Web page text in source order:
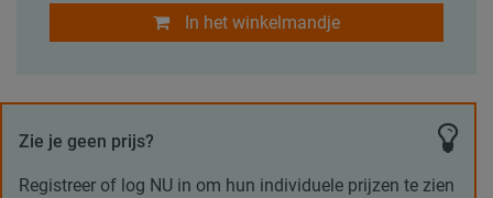
In het winkelmandje
Zie je geen prijs?
Registreer of log NU in om hun individuele prijzen te zien